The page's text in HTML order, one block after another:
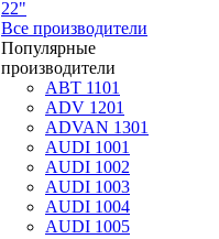
22"
Все производители
Популярные
производители
ABT 1101
ADV 1201
ADVAN 1301
AUDI 1001
AUDI 1002
AUDI 1003
AUDI 1004
AUDI 1005